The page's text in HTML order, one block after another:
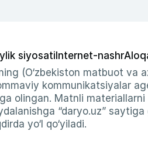
siyosati Internet-nashr
(O‘zbekiston matbuot va
kommunikatsiyalar
olingan. Matnli
“daryo.uz”
yo‘l qo‘yiladi.